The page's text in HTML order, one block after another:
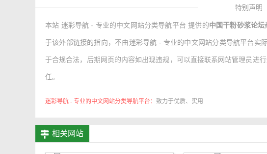
特别声明
本站 迷彩导航 - 专业的中文网站分类导航平台 提供的中国干粉砂浆论坛
于该外部链接的指向，不由迷彩导航 - 专业的中文网站分类导航平台实
于合规合法，后期网页的内容如出现违规，可以直接联系网站管理员进
任。
迷彩导航 - 专业的中文网站分类导航平台： 致力于优质、实用
相关网站